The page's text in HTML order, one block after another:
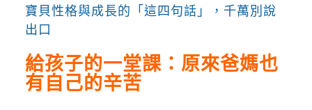
寶貝性格與成長的「這四句話」，千萬別說
出口
給孩子的一堂課：原來爸媽也
有自己的辛苦